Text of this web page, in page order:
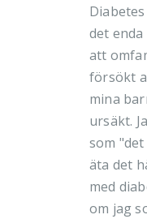
det
att
försökt
mina
ursäkt.
som
äta det
med
om jag